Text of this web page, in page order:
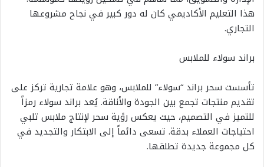
هذا التعليم الأكاديمي كان له دور كبير في نجاح مشروعها
التجاري.
براند سولاء للملابس
تأسست سحر براند “سولاء” للملابس، وهو علامة تجارية تركز على
تقديم منتجات تجمع بين الجودة والأناقة. يُعد براند سولاء رمزاً
للتميز في التصميم، حيث يعكس رؤية سحر لإنتاج ملابس تلبي
احتياجات العملاء بدقة. تسعى دائماً إلى الابتكار والتجديد في
كل مجموعة جديدة تطلقها.